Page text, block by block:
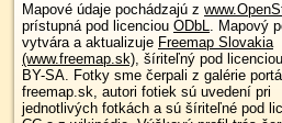
Mapové údaje pochádzajú z
prístupná pod licenciou ODbL. Mapový
vytvára a aktualizuje Freemap Slovakia
(www.freemap.sk), šíriteľný pod
BY-SA. Fotky sme čerpali z galérie
freemap.sk, autori fotiek sú uvedení pri
jednotlivých fotkách a sú šíriteľné pod